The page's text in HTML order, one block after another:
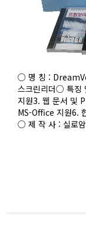
○ 명 칭 :
스크린리더○ 특징
지원3. 웹 문서 및
MS-Office 지원6.
○ 제 작 사 : 실로